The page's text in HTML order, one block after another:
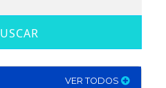
VER TODOS